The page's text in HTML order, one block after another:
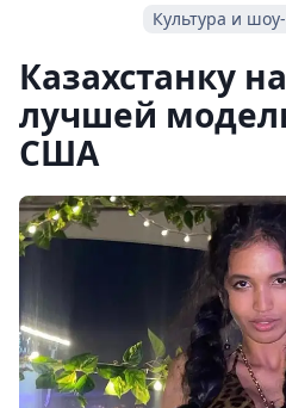
Культура и
Казахстанку
лучшей
США